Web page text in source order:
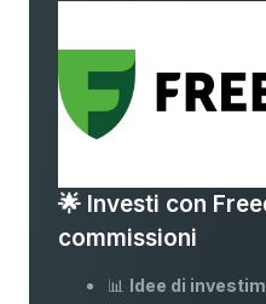
🌟 Investi con
commissioni
📊 Idee di